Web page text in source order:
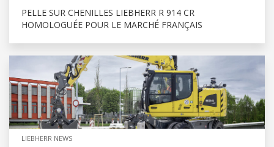
PELLE SUR CHENILLES LIEBHERR R 914 CR
HOMOLOGUÉE POUR LE MARCHÉ FRANÇAIS
LIEBHERR NEWS